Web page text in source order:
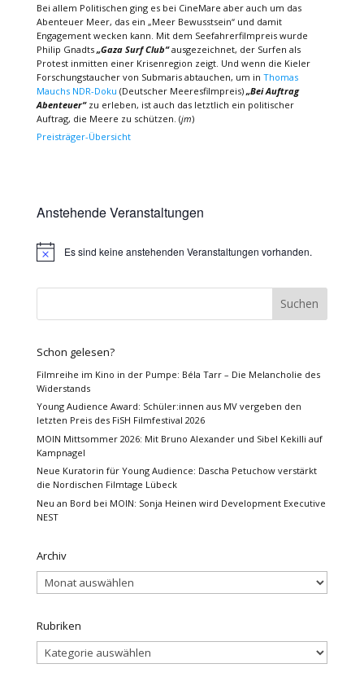
Bei allem Politischen ging es bei CineMare aber auch um das
Abenteuer Meer, das ein „Meer Bewusstsein“ und damit
Engagement wecken kann. Mit dem Seefahrerfilmpreis wurde
Philip Gnadts „Gaza Surf Club“ausgezeichnet, der Surfen als
Protest inmitten einer Krisenregion zeigt. Und wenn die Kieler
Forschungstaucher von Submaris abtauchen, um in Thomas
Mauchs NDR-Doku (Deutscher Meeresfilmpreis) „Bei Auftrag
Abenteuer“zu erleben, ist auch das letztlich ein politischer
Auftrag, die Meere zu schützen. (jm)
Preisträger-Übersicht
Anstehende Veranstaltungen
HinweisEs sind keine anstehenden Veranstaltungen vorhanden.
Schon gelesen?
Filmreihe im Kino in der Pumpe: Béla Tarr – Die Melancholie des
Widerstands
Young Audience Award: Schüler:innen aus MV vergeben den
letzten Preis des FiSH Filmfestival 2026
MOIN Mittsommer 2026: Mit Bruno Alexander und Sibel Kekilli auf
Kampnagel
Neue Kuratorin für Young Audience: Dascha Petuchow verstärkt
die Nordischen Filmtage Lübeck
Neu an Bord bei MOIN: Sonja Heinen wird Development Executive
NEST
Archiv
Archiv
Rubriken
Rubriken